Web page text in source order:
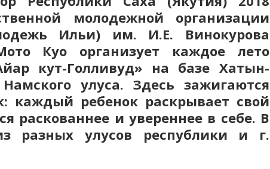
молодежной организации
Ильи) им. И.Е. Винокурова
Куо организует каждое лето
кут-Голливуд» на базе Хатын-
улуса. Здесь зажигаются
каждый ребенок раскрывает свой
раскованнее и увереннее в себе. В
разных улусов республики и г.